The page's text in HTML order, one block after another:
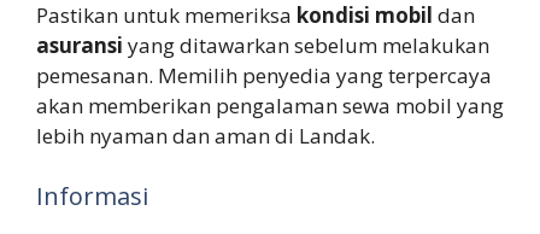
Pastikan untuk memeriksa kondisi mobil dan
asuransi yang ditawarkan sebelum melakukan
pemesanan. Memilih penyedia yang terpercaya
akan memberikan pengalaman sewa mobil yang
lebih nyaman dan aman di Landak.
Informasi